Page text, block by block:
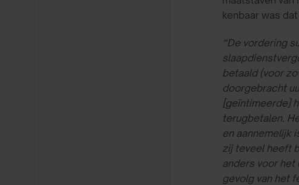
kenbaar was
“De vordering
betaald (voor
doorgebracht
[geïntimeerde]
terugbetalen.
en aannemelijk
zij teveel heeft
anders voor het
gevolg van het